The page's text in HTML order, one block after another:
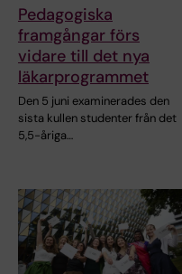
Pedagogiska
framgångar förs
vidare till det nya
läkarprogrammet
Den 5 juni examinerades den
sista kullen studenter från det
5,5-åriga…